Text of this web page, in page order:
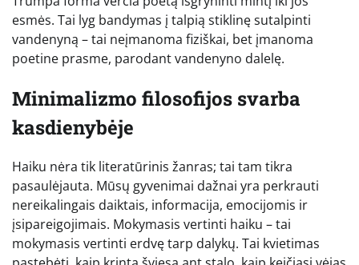
esmės. Tai lyg bandymas į talpią stiklinę sutalpinti
vandenyną – tai neįmanoma fiziškai, bet įmanoma
poetine prasme, parodant vandenyno dalelę.
Minimalizmo filosofijos svarba
kasdienybėje
Haiku nėra tik literatūrinis žanras; tai tam tikra
pasaulėjauta. Mūsų gyvenimai dažnai yra perkrauti
nereikalingais daiktais, informacija, emocijomis ir
įsipareigojimais. Mokymasis vertinti haiku – tai
mokymasis vertinti erdvę tarp dalykų. Tai kvietimas